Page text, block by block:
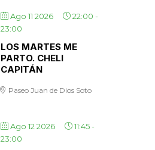
Ago 11 2026 22:00 -
23:00
LOS MARTES ME
PARTO. CHELI
CAPITÁN
Paseo Juan de Dios Soto
Ago 12 2026 11:45-
23:00